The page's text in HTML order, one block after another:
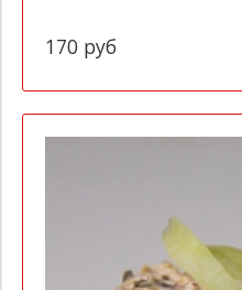
170 руб